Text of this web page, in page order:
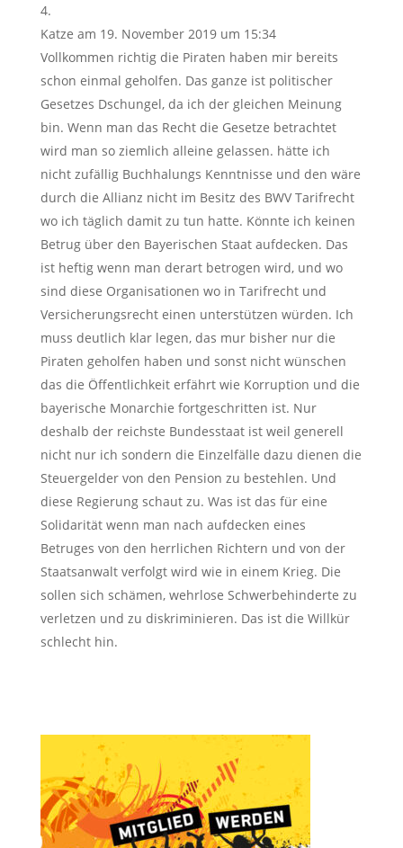
Katze am 19. November 2019 um 15:34
Vollkommen richtig die Piraten haben mir bereits
schon einmal geholfen. Das ganze ist politischer
Gesetzes Dschungel, da ich der gleichen Meinung
bin. Wenn man das Recht die Gesetze betrachtet
wird man so ziemlich alleine gelassen. hätte ich
nicht zufällig Buchhalungs Kenntnisse und den wäre
durch die Allianz nicht im Besitz des BWV Tarifrecht
wo ich täglich damit zu tun hatte. Könnte ich keinen
Betrug über den Bayerischen Staat aufdecken. Das
ist heftig wenn man derart betrogen wird, und wo
sind diese Organisationen wo in Tarifrecht und
Versicherungsrecht einen unterstützen würden. Ich
muss deutlich klar legen, das mur bisher nur die
Piraten geholfen haben und sonst nicht wünschen
das die Öffentlichkeit erfährt wie Korruption und die
bayerische Monarchie fortgeschritten ist. Nur
deshalb der reichste Bundesstaat ist weil generell
nicht nur ich sondern die Einzelfälle dazu dienen die
Steuergelder von den Pension zu bestehlen. Und
diese Regierung schaut zu. Was ist das für eine
Solidarität wenn man nach aufdecken eines
Betruges von den herrlichen Richtern und von der
Staatsanwalt verfolgt wird wie in einem Krieg. Die
sollen sich schämen, wehrlose Schwerbehinderte zu
verletzen und zu diskriminieren. Das ist die Willkür
schlecht hin.